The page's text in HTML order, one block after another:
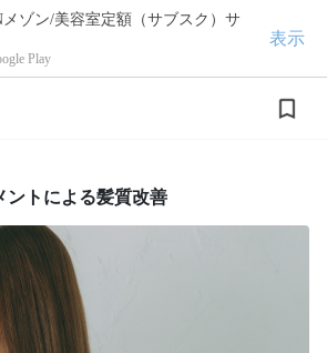
メゾン/美容室定額（サブスク）サ
Play
表示
ントによる髪質改善